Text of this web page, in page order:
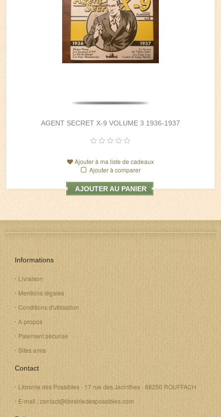
AGENT SECRET X-9 VOLUME 3 1936-1937
Ajouter à ma liste de cadeaux
Ajouter à comparer
AJOUTER AU PANIER
Informations
Livraison
Mentions légales
Conditions d'utilisation
A propos
Paiement sécurisé
Sites amis
Contact
Librairie des Possibles - 17 rue des Jacinthes - 68250 ROUFFACH
E-mail : contact@librairiedespossibles.com